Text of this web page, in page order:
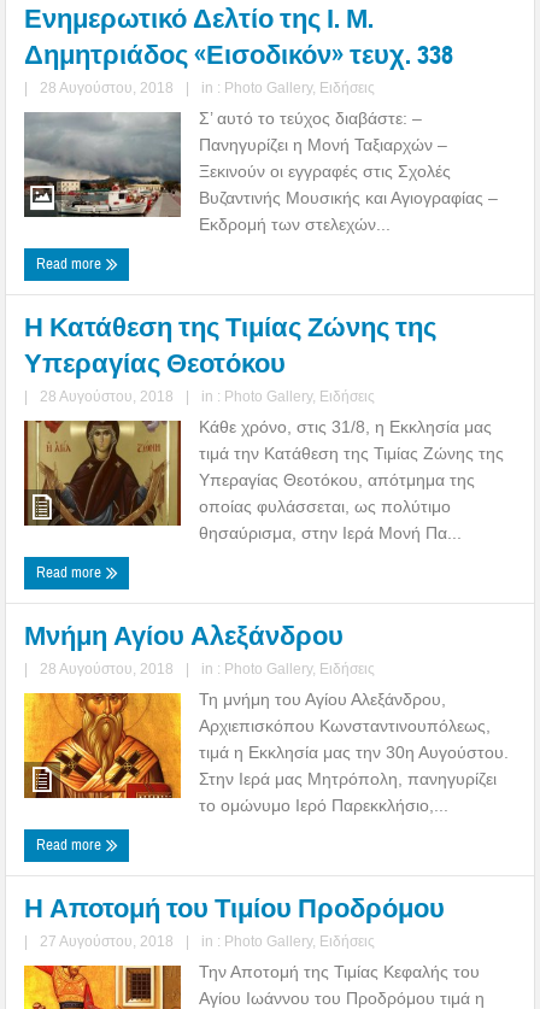
Ενημερωτικό Δελτίο της Ι. Μ.
Δημητριάδος «Εισοδικόν» τευχ. 338
| 28 Αυγούστου, 2018 | in : Photo Gallery, Ειδήσεις
Σ’ αυτό το τεύχος διαβάστε: –
Πανηγυρίζει η Μονή Ταξιαρχών –
Ξεκινούν οι εγγραφές στις Σχολές
Βυζαντινής Μουσικής και Αγιογραφίας –
Εκδρομή των στελεχών...
Read more
Η Κατάθεση της Τιμίας Ζώνης της
Υπεραγίας Θεοτόκου
| 28 Αυγούστου, 2018 | in : Photo Gallery, Ειδήσεις
Κάθε χρόνο, στις 31/8, η Εκκλησία μας
τιμά την Κατάθεση της Τιμίας Ζώνης της
Υπεραγίας Θεοτόκου, απότμημα της
οποίας φυλάσσεται, ως πολύτιμο
θησαύρισμα, στην Ιερά Μονή Πα...
Read more
Μνήμη Αγίου Αλεξάνδρου
| 28 Αυγούστου, 2018 | in : Photo Gallery, Ειδήσεις
Τη μνήμη του Αγίου Αλεξάνδρου,
Αρχιεπισκόπου Κωνσταντινουπόλεως,
τιμά η Εκκλησία μας την 30η Αυγούστου.
Στην Ιερά μας Μητρόπολη, πανηγυρίζει
το ομώνυμο Ιερό Παρεκκλήσιο,...
Read more
Η Αποτομή του Τιμίου Προδρόμου
| 27 Αυγούστου, 2018 | in : Photo Gallery, Ειδήσεις
Την Αποτομή της Τιμίας Κεφαλής του
Αγίου Ιωάννου του Προδρόμου τιμά η